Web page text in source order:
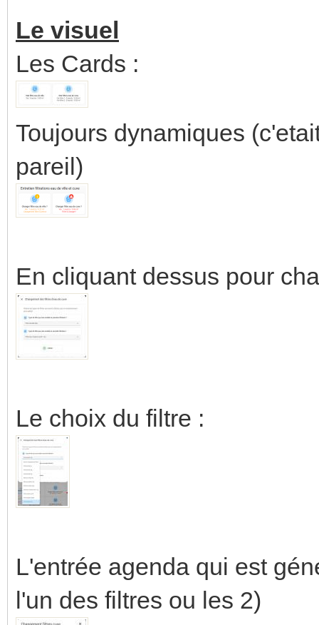
Le visuel
Les Cards :
Toujours dynamiques
pareil)
En cliquant dessus pour
Le choix du filtre :
L'entrée agenda qui est
l'un des filtres ou les 2)